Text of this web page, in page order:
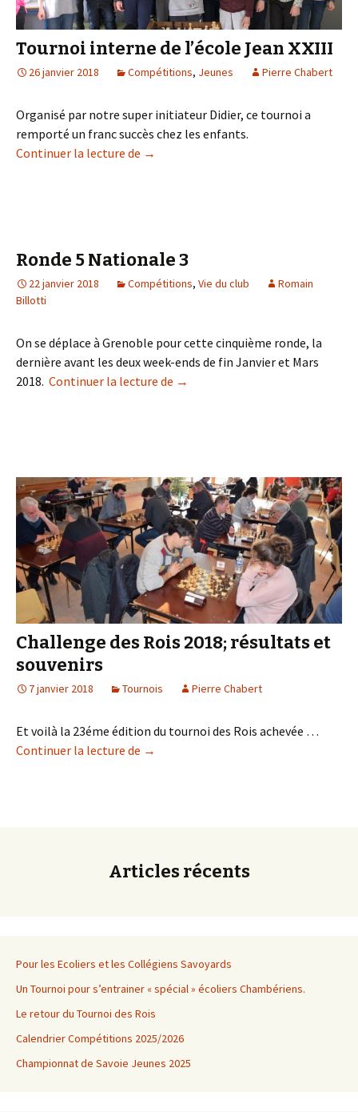
Tournoi interne de l’école Jean XXIII
26 janvier 2018 Compétitions, Jeunes Pierre Chabert
Organisé par notre super initiateur Didier, ce tournoi a
remporté un franc succès chez les enfants.
Continuer la lecture de Tournoi interne de l’école Jean XXIII
→
Ronde 5 Nationale 3
22 janvier 2018 Compétitions, Vie du club
Romain
Billotti
On se déplace à Grenoble pour cette cinquième ronde, la
dernière avant les deux week-ends de fin Janvier et Mars
2018. Continuer la lecture de Ronde 5 Nationale 3
→
Challenge des Rois 2018; résultats et
souvenirs
7 janvier 2018 Tournois Pierre Chabert
Et voilà la 23éme édition du tournoi des Rois achevée …
Continuer la lecture de Challenge des Rois 2018; résultats et
→
Articles récents
Pour les Ecoliers et les Collégiens Savoyards
Un Tournoi pour s’entrainer « spécial » écoliers Chambériens.
Le retour du Tournoi des Rois
Calendrier Compétitions 2025/2026
Championnat de Savoie Jeunes 2025